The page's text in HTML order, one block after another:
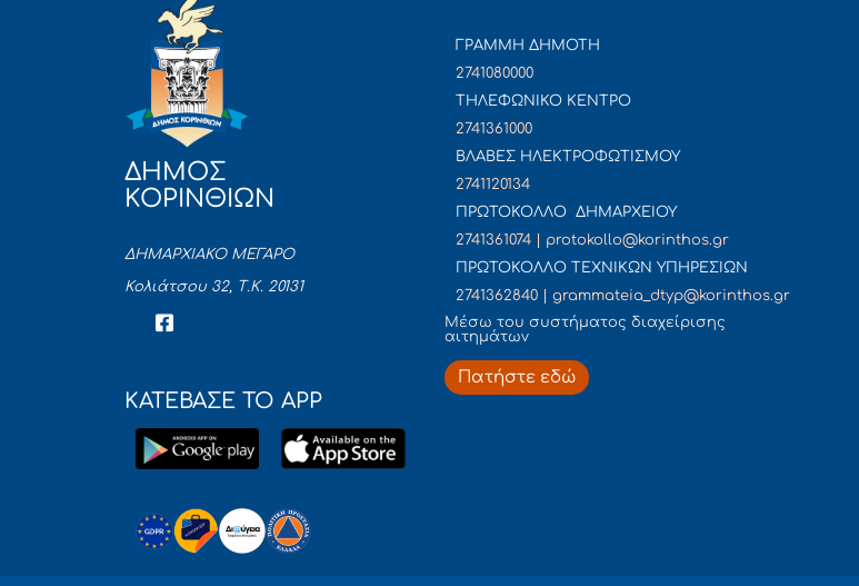
ΔΗΜΟΣ
ΚΟΡΙΝΘΙΩΝ
ΔΗΜΑΡΧΙΑΚΟ ΜΕΓΑΡΟ
Κολιάτσου 32, Τ.Κ. 20131
ΚΑΤΕΒΑΣΕ ΤΟ APP
ΓΡΑΜΜΗ ΔΗΜΟΤΗ
2741080000
ΤΗΛΕΦΩΝΙΚΟ ΚΕΝΤΡΟ
2741361000
ΒΛΑΒΕΣ ΗΛΕΚΤΡΟΦΩΤΙΣΜΟΥ
2741120134
ΠΡΩΤΟΚΟΛΛΟ ΔΗΜΑΡΧΕΙΟΥ
2741361074 | protokollo@korinthos.gr
ΠΡΩΤΟΚΟΛΛΟ ΤΕΧΝΙΚΩΝ ΥΠΗΡΕΣΙΩΝ
2741362840 | grammateia_dtyp@korinthos.gr
Mέσω του συστήματος διαχείρισης
αιτημάτων
Πατήστε εδώ